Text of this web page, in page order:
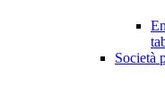
Società